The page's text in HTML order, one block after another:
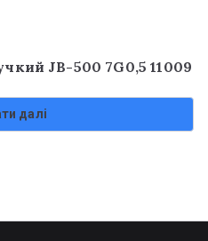
JB-500 7G0,5 11009
далі